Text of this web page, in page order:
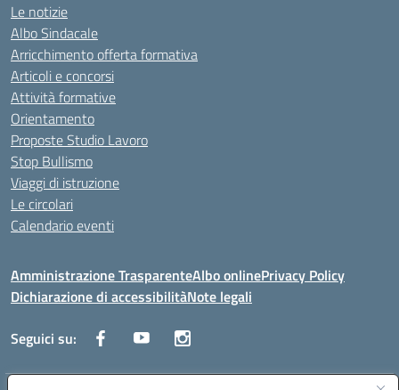
Le notizie
Albo Sindacale
Arricchimento offerta formativa
Articoli e concorsi
Attività formative
Orientamento
Proposte Studio Lavoro
Stop Bullismo
Viaggi di istruzione
Le circolari
Calendario eventi
Amministrazione TrasparenteAlbo onlinePrivacy Policy
Dichiarazione di accessibilitàNote legali
Seguici su: